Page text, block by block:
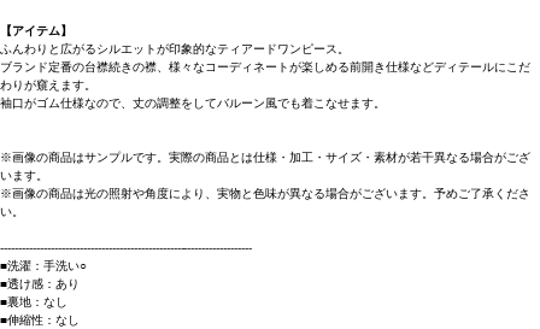
【アイテム】
ふんわりと広がるシルエットが印象的なティアードワンピース。
ブランド定番の台襟続きの襟、様々なコーディネートが楽しめる前開き仕様などディテールにこだ
わりが窺えます。
袖口がゴム仕様なので、丈の調整をしてバルーン風でも着こなせます。
※画像の商品はサンプルです。実際の商品とは仕様・加工・サイズ・素材が若干異なる場合がござ
います。
※画像の商品は光の照射や角度により、実物と色味が異なる場合がございます。予めご了承くださ
い。
----------------------------------------------------------------------
■洗濯：手洗い○
■透け感：あり
■裏地：なし
■伸縮性：なし